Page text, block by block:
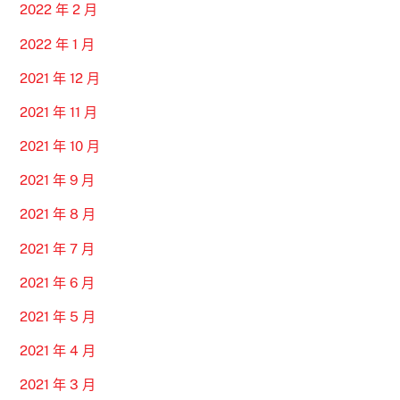
2022 年 2 月
2022 年 1 月
2021 年 12 月
2021 年 11 月
2021 年 10 月
2021 年 9 月
2021 年 8 月
2021 年 7 月
2021 年 6 月
2021 年 5 月
2021 年 4 月
2021 年 3 月